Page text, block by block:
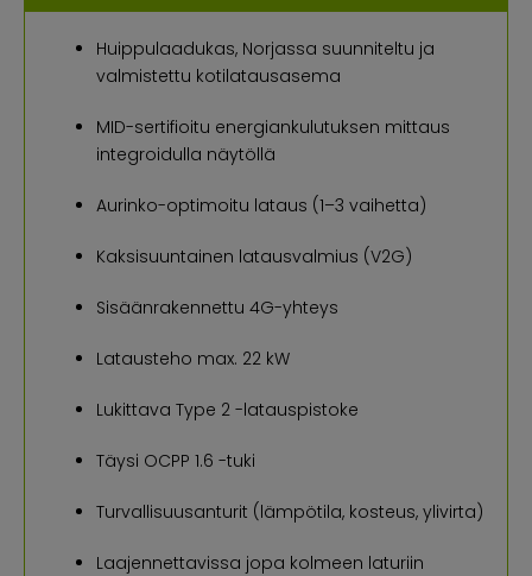
Huippulaadukas, Norjassa suunniteltu ja
valmistettu kotilatausasema
MID-sertifioitu energiankulutuksen mittaus
integroidulla näytöllä
Aurinko-optimoitu lataus (1–3 vaihetta)
Kaksisuuntainen latausvalmius (V2G)
Sisäänrakennettu 4G-yhteys
Latausteho max. 22 kW
Lukittava Type 2 -latauspistoke
Täysi OCPP 1.6 -tuki
Turvallisuusanturit (lämpötila, kosteus, ylivirta)
Laajennettavissa jopa kolmeen laturiin